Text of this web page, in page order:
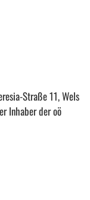
Straße 11, Wels
Inhaber der oö